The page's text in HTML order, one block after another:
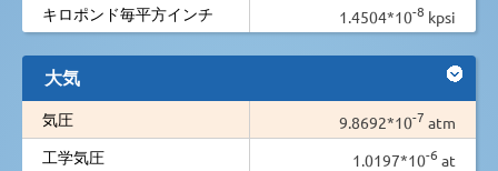
キロポンド毎平方インチ 1.4504*10-8 kpsi
大気
気圧 9.8692*10-7 atm
工学気圧
1.0197*10-6 at